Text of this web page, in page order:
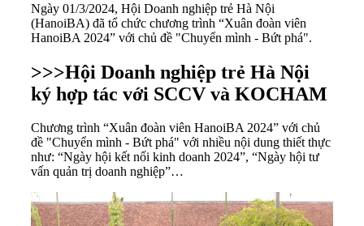
Ngày 01/3/2024, Hội Doanh nghiệp trẻ Hà Nội
(HanoiBA) đã tổ chức chương trình “Xuân đoàn viên
HanoiBA 2024” với chủ đề "Chuyển mình - Bứt phá".
>>>Hội Doanh nghiệp trẻ Hà Nội
ký hợp tác với SCCV và KOCHAM
Chương trình “Xuân đoàn viên HanoiBA 2024” với chủ
đề "Chuyển mình - Bứt phá" với nhiều nội dung thiết thực
như: “Ngày hội kết nối kinh doanh 2024”, “Ngày hội tư
vấn quản trị doanh nghiệp”…